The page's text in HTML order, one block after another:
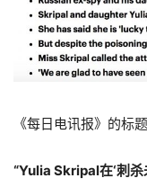
《每日电讯报》的标题
“Yulia Skripal在‘刺杀